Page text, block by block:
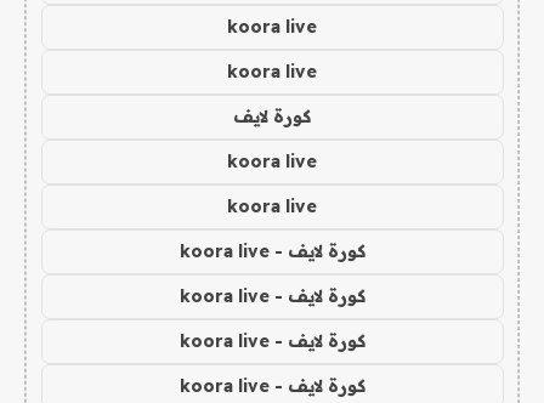
koora live
koora live
كورة لايف
koora live
koora live
كورة لايف - koora live
كورة لايف - koora live
كورة لايف - koora live
كورة لايف - koora live